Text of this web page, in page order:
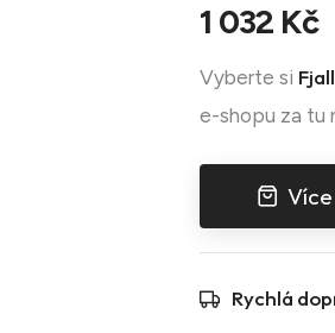
1 032 Kč
Vyberte si
e-shopu za tu
Rychlá